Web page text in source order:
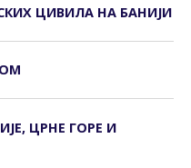
ЦИВИЛА НА БАНИЈИ
ЦРНЕ ГОРЕ И